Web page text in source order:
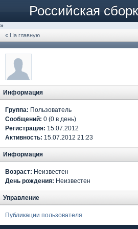
Российская
»
« На главную
Информация
Группа: Пользователь
Сообщений: 0 (0 в день)
Регистрация: 15.07.2012
Активность: 15.07.2012 21:23
Информация
Возраст: Неизвестен
День рождения: Неизвестен
Управление
Публикации пользователя